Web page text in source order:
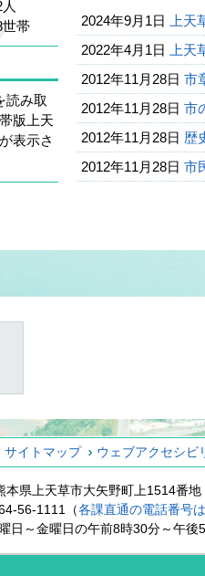
2024年9月1日
上
2022年4月1日
上天
2012年11月28日 市
2012年11月28日 市
2012年11月28日 歴
2012年11月28日 市
世帯
読み取
版上天
表示さ
サイトマップ ウェブアクセシビ
本県上天草市大矢野町上1514番地
56-1111（各課直通の電話番号
日～金曜日の午前8時30分～午後